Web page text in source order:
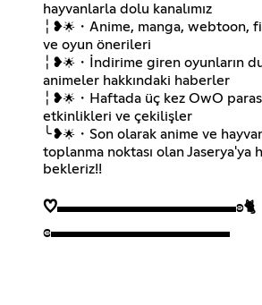
hayvanlarla dolu kanalımız
╎❥🌟 ・Anime, manga, webtoon,
ve oyun önerileri
╎❥🌟 ・İndirime giren oyunların
animeler hakkındaki haberler
╎❥🌟 ・Haftada üç kez OwO
etkinlikleri ve çekilişler
╰❥🌟 ・Son olarak anime ve
toplanma noktası olanJaserya'ya
♡▬▬▬▬▬▬▬▬▬▬ʚ🐈
ɞ▬▬▬▬▬▬▬▬▬▬